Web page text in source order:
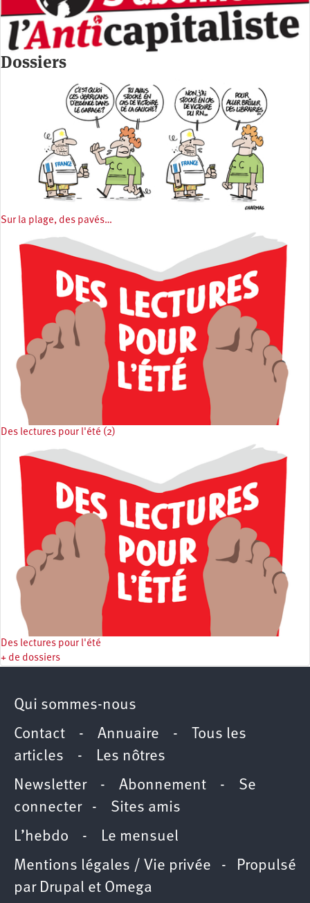
Dossiers
Sur la plage, des pavés…
Des lectures pour l'été (2)
Des lectures pour l'été
+ de dossiers
Qui sommes-nous
Contact - Annuaire -
Tous les
articles - Les nôtres
Newsletter- Abonnement - Se
connecter- Sites amis
L’hebdo - Le mensuel
Mentions légales / Vie privée - Propulsé
par Drupal et Omega